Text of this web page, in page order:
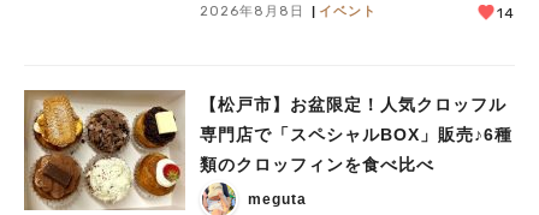
2026年8月8日 イベント 14
【松戸市】お盆限定！人気クロッフル
専門店で「スペシャルBOX」販売♪6種
類のクロッフィンを食べ比べ
meguta